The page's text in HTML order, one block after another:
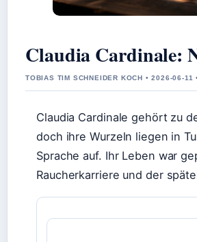
Claudia Cardinale:
TOBIAS TIM SCHNEIDER KOCH • 2026-06-11
Claudia Cardinale gehört zu
doch ihre Wurzeln liegen in
Sprache auf. Ihr Leben war
Raucherkarriere und der